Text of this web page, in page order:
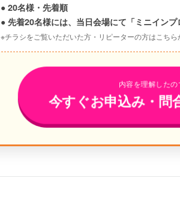
● 20名様・先着順
● 先着20名様には、当日会場にて「ミニイン
※チラシをご覧いただいた方・リピーターの方はこちら
内容を理解したの
今すぐお申込み・問